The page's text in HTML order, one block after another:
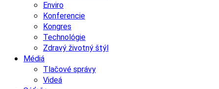
Enviro
Konferencie
Kongres
Technológie
Zdravý životný štýl
Médiá
Tlačové správy
Videá